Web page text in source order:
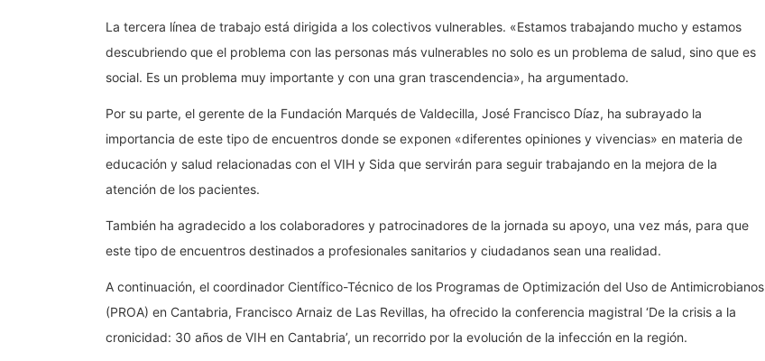
La tercera línea de trabajo está dirigida a los colectivos vulnerables. «Estamos trabajando mucho y estamos
descubriendo que el problema con las personas más vulnerables no solo es un problema de salud, sino que es
social. Es un problema muy importante y con una gran trascendencia», ha argumentado.
Por su parte, el gerente de la Fundación Marqués de Valdecilla, José Francisco Díaz, ha subrayado la
importancia de este tipo de encuentros donde se exponen «diferentes opiniones y vivencias» en materia de
educación y salud relacionadas con el VIH y Sida que servirán para seguir trabajando en la mejora de la
atención de los pacientes.
También ha agradecido a los colaboradores y patrocinadores de la jornada su apoyo, una vez más, para que
este tipo de encuentros destinados a profesionales sanitarios y ciudadanos sean una realidad.
A continuación, el coordinador Científico-Técnico de los Programas de Optimización del Uso de Antimicrobianos
(PROA) en Cantabria, Francisco Arnaiz de Las Revillas, ha ofrecido la conferencia magistral ‘De la crisis a la
cronicidad: 30 años de VIH en Cantabria’, un recorrido por la evolución de la infección en la región.